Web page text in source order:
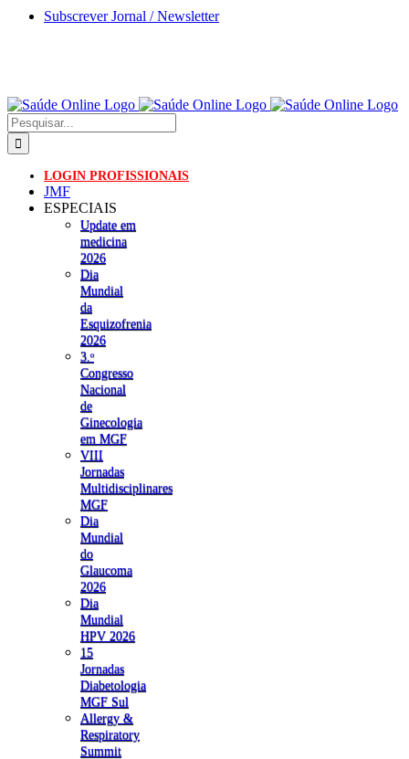
Skip
Subscrever Jornal / Newsletter
Pesquisar
LOGIN PROFISSIONAIS
JMF
ESPECIAIS
Update em
medicina
2026
Dia
Mundial
da
Esquizofrenia
2026
3.ᵒ
Congresso
Nacional
de
Ginecologia
em MGF
VIII
Jornadas
Multidisciplinares
MGF
Dia
Mundial
do
Glaucoma
2026
Dia
Mundial
HPV 2026
15
Jornadas
Diabetologia
MGF Sul
Allergy &
Respiratory
Summit